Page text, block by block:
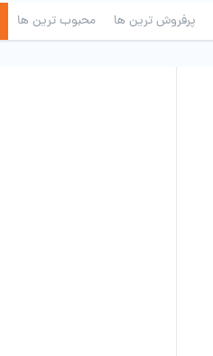
پرفروش ترین ها محبوب ترین ها